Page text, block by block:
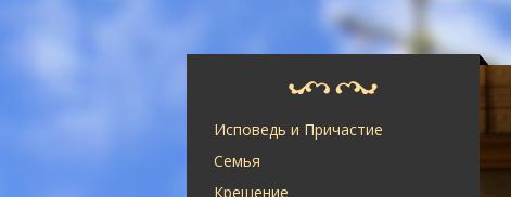
Исповедь и Причастие
Семья
Крещение